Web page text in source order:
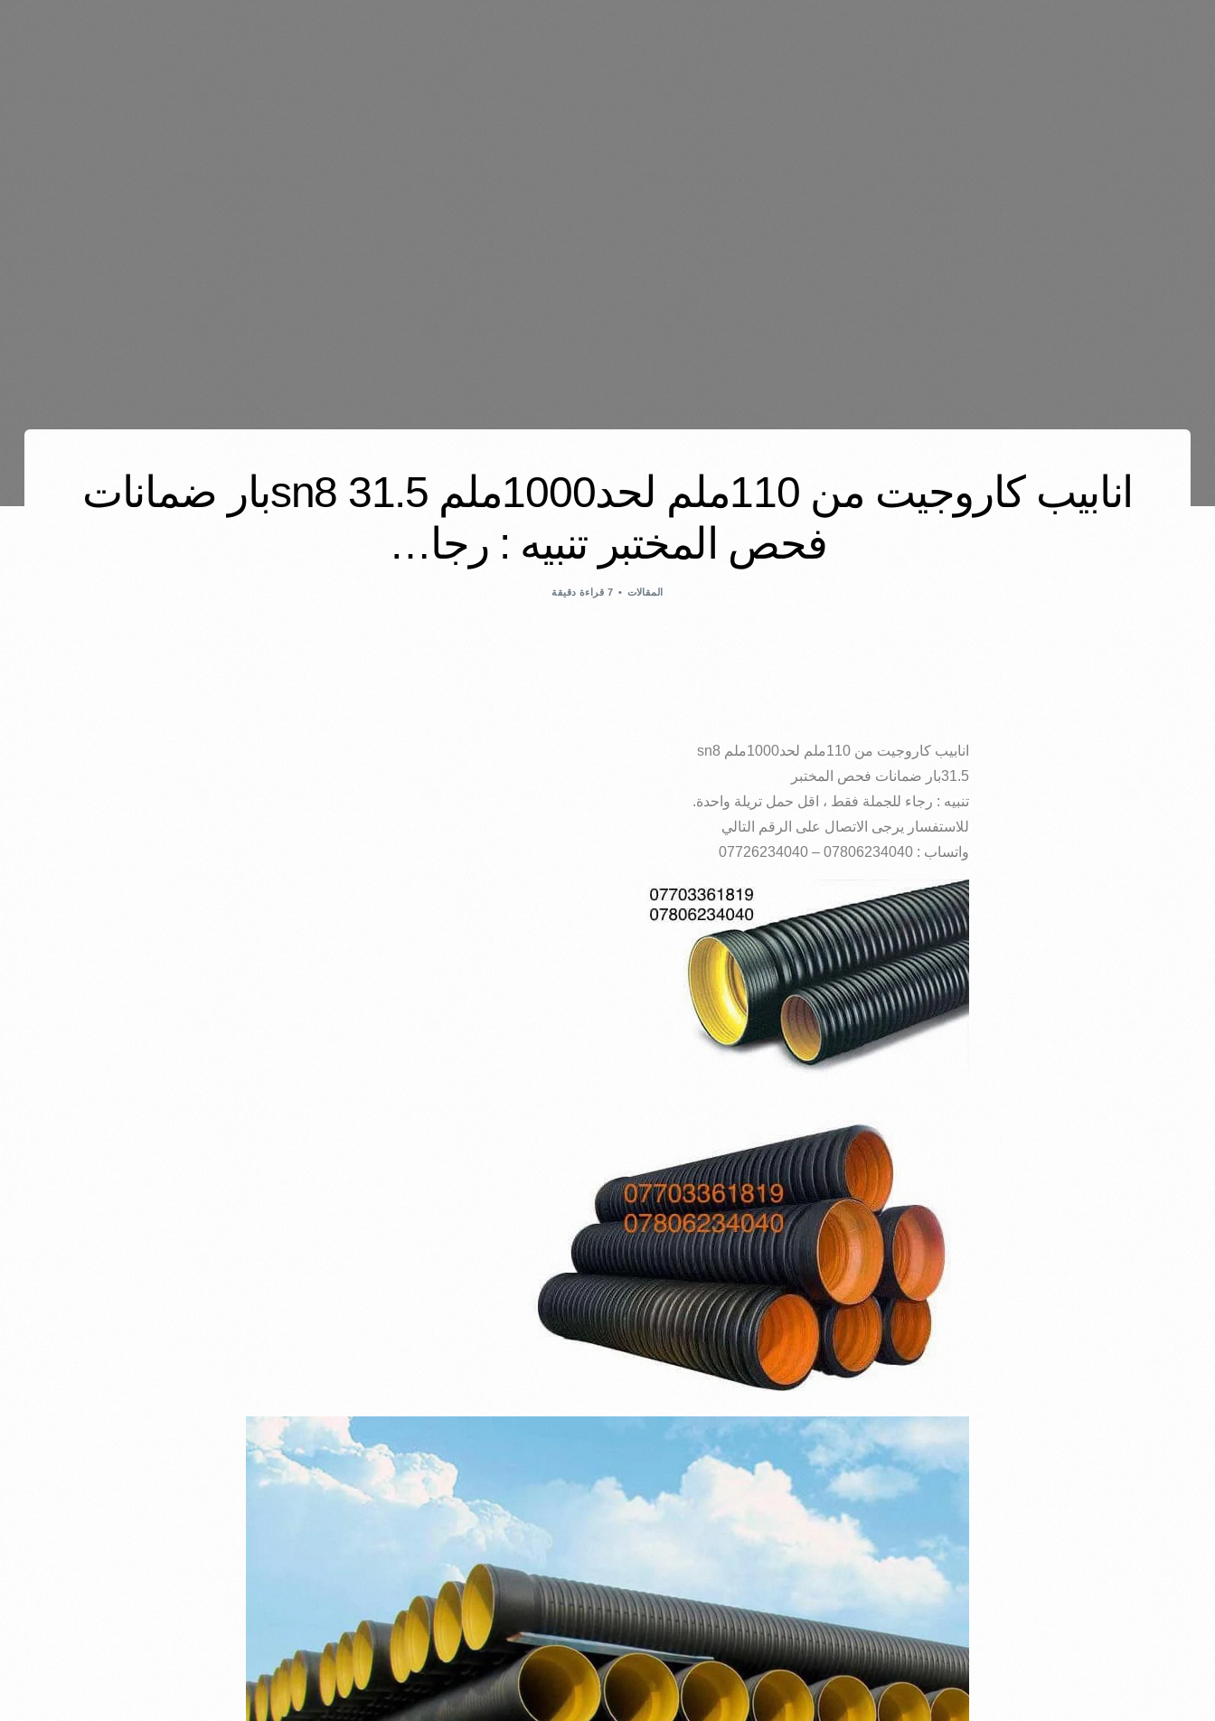
انابيب كاروجيت من 110ملم لحد1000ملم sn8 31.5بار ضمانات
فحص المختبر تنبيه : رجا…
المقالات 7 قراءة دقيقة
انابيب كاروجيت من 110ملم لحد1000ملم sn8
31.5بار ضمانات فحص المختبر
تنبيه : رجاء للجملة فقط ، اقل حمل تريلة واحدة.
للاستفسار يرجى الاتصال على الرقم التالي
واتساب : 07806234040 – 07726234040